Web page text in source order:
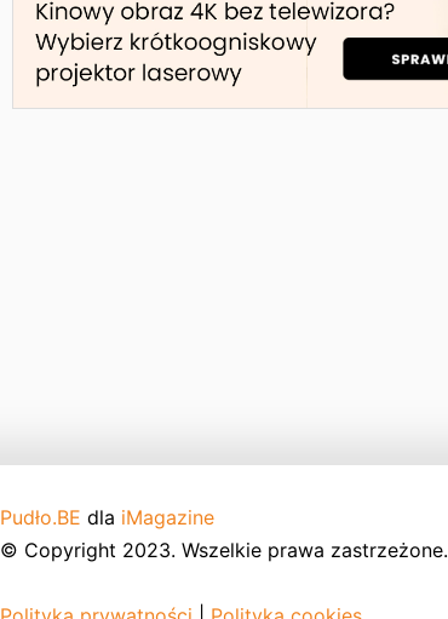
Pudło.BE dla iMagazine
© Copyright 2023. Wszelkie prawa zastrzeżone.